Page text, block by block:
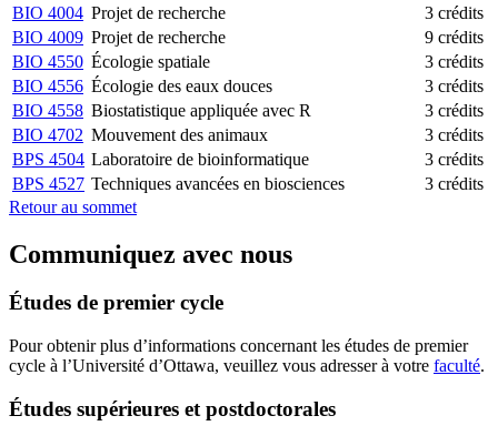
BIO 4004 Projet de recherche
3 crédits
BIO 4009 Projet de recherche
9 crédits
BIO 4550 Écologie spatiale
3 crédits
BIO 4556 Écologie des eaux douces
3 crédits
BIO 4558 Biostatistique appliquée avec R
3 crédits
BIO 4702 Mouvement des animaux
3 crédits
BPS 4504 Laboratoire de bioinformatique
3 crédits
BPS 4527 Techniques avancées en biosciences
3 crédits
Retour au sommet
Communiquez avec nous
Études de premier cycle
Pour obtenir plus d’informations concernant les études de premier
cycle à l’Université d’Ottawa, veuillez vous adresser à votre faculté.
Études supérieures et postdoctorales